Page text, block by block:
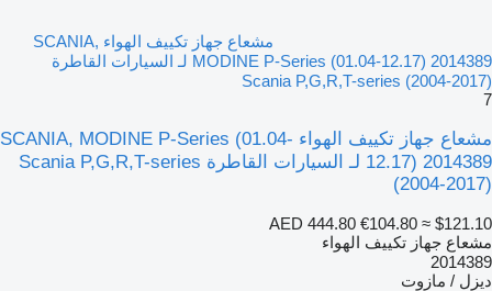
مشعاع جهاز تكييف الهواء SCANIA,
MODINE P-Series (01.04-12.17) 2014389 لـ السيارات القاطرة
Scania P,G,R,T-series (2004-2017)
7
مشعاع جهاز تكييف الهواء SCANIA, MODINE P-Series (01.04-
12.17) 2014389 لـ السيارات القاطرة Scania P,G,R,T-series
(2004-2017)
AED 444.80 €104.80 ≈ $121.10
مشعاع جهاز تكييف الهواء
2014389
ديزل / مازوت